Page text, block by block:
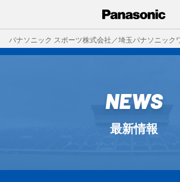
パナソニック スポーツ株式会社／埼玉パナソニック
NEWS
最新情報